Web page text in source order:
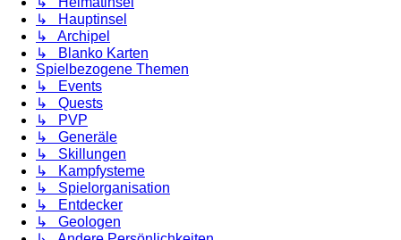
↳ Hauptinsel
↳ Archipel
↳ Blanko Karten
Spielbezogene Themen
↳ Events
↳ Quests
↳ PVP
↳ Generäle
↳ Skillungen
↳ Kampfysteme
↳ Spielorganisation
↳ Entdecker
↳ Geologen